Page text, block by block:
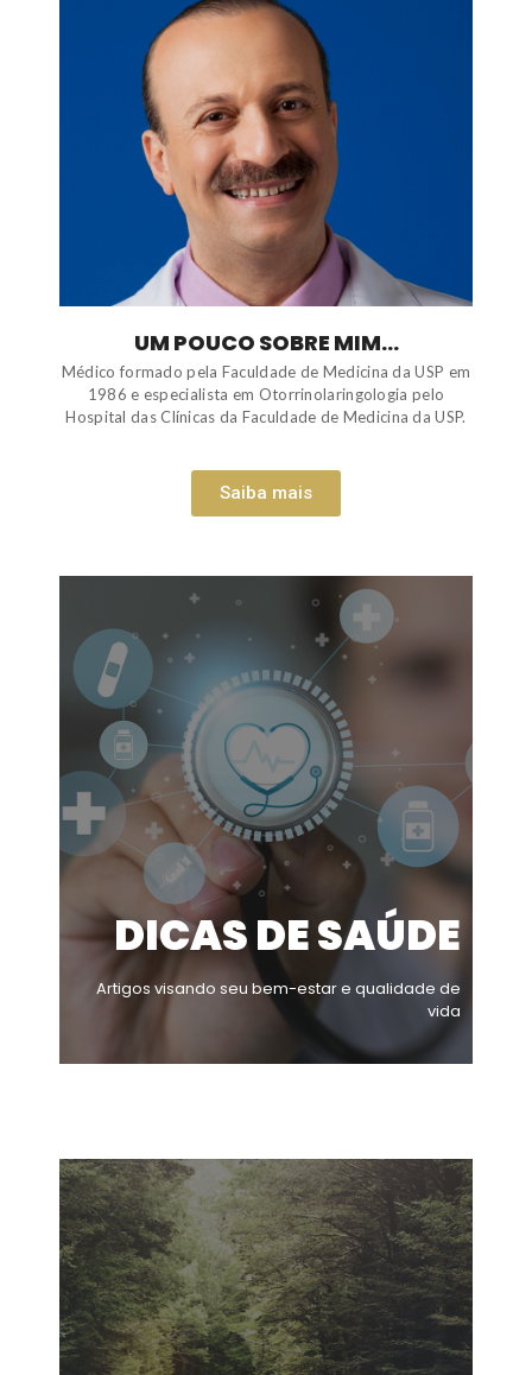
UM POUCO SOBRE MIM...
Médico formado pela Faculdade de Medicina da USP em
1986 e especialista em Otorrinolaringologia pelo
Hospital das Clínicas da Faculdade de Medicina da USP.
Saiba mais
DICAS DE SAÚDE
Artigos visando seu bem-estar e qualidade de
vida